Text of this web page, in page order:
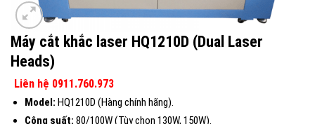
Máy cắt khắc laser HQ1210D (Dual Laser
Heads)
Liên hệ 0911.760.973
Model: HQ1210D (Hàng chính hãng).
Công suất: 80/100W (Tùy chọn 130W, 150W).